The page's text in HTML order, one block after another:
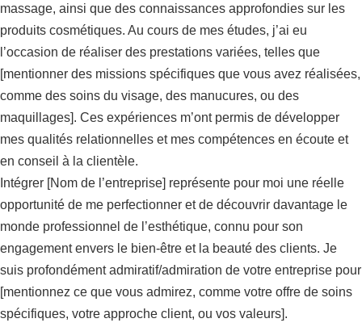
massage, ainsi que des connaissances approfondies sur les
produits cosmétiques. Au cours de mes études, j’ai eu
l’occasion de réaliser des prestations variées, telles que
[mentionner des missions spécifiques que vous avez réalisées,
comme des soins du visage, des manucures, ou des
maquillages]. Ces expériences m’ont permis de développer
mes qualités relationnelles et mes compétences en écoute et
en conseil à la clientèle.
Intégrer [Nom de l’entreprise] représente pour moi une réelle
opportunité de me perfectionner et de découvrir davantage le
monde professionnel de l’esthétique, connu pour son
engagement envers le bien-être et la beauté des clients. Je
suis profondément admiratif/admiration de votre entreprise pour
[mentionnez ce que vous admirez, comme votre offre de soins
spécifiques, votre approche client, ou vos valeurs].